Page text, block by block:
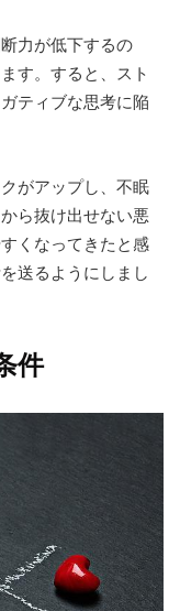
力が低下するの
す。すると、スト
ティブな思考に陥
がアップし、不眠
ら抜け出せない悪
くなってきたと感
送るようにしまし
件